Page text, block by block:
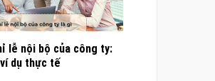
lễ nội bộ của công ty:
dụ thực tế